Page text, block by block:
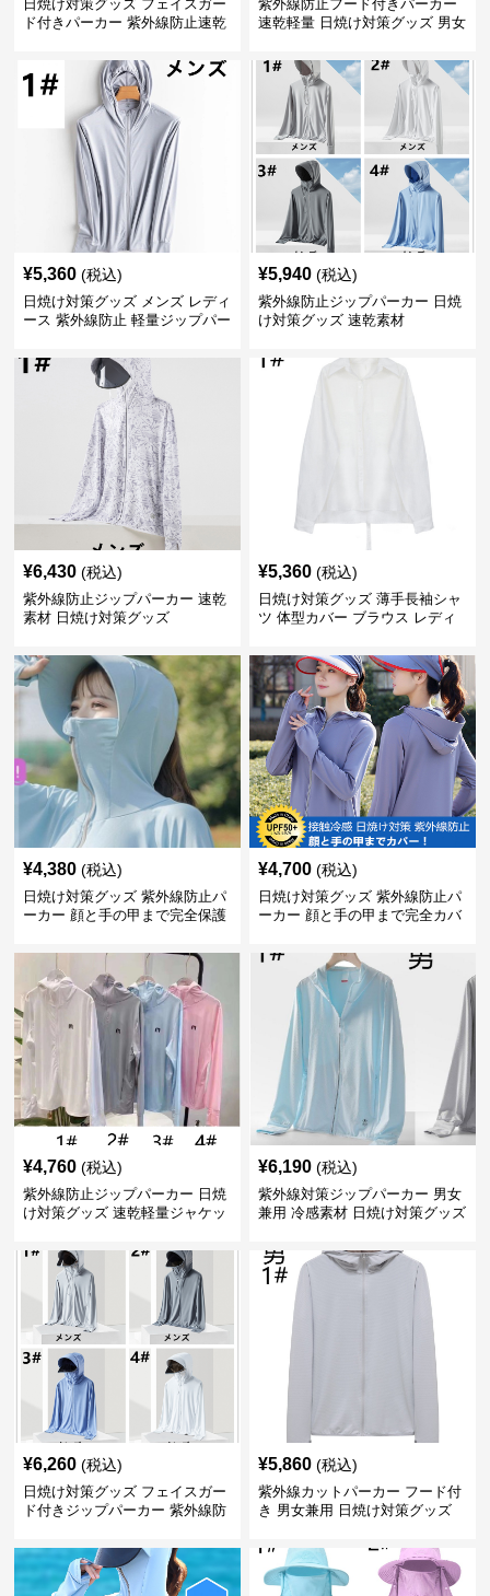
日焼け対策グッズ フェイスガー
ド付きパーカー 紫外線防止速乾
紫外線防止フード付きパーカー
速乾軽量 日焼け対策グッズ 男女
¥5,360 (税込)
日焼け対策グッズ メンズ レディ
ース 紫外線防止 軽量ジップパー
¥5,940 (税込)
紫外線防止ジップパーカー 日焼
け対策グッズ 速乾素材
¥6,430 (税込)
紫外線防止ジップパーカー 速乾
素材 日焼け対策グッズ
¥5,360 (税込)
日焼け対策グッズ 薄手長袖シャ
ツ 体型カバー ブラウス レディ
¥4,380 (税込)
日焼け対策グッズ 紫外線防止パ
ーカー 顔と手の甲まで完全保護
¥4,700 (税込)
日焼け対策グッズ 紫外線防止パ
ーカー 顔と手の甲まで完全カバ
¥4,760 (税込)
紫外線防止ジップパーカー 日焼
け対策グッズ 速乾軽量ジャケッ
¥6,190 (税込)
紫外線対策ジップパーカー 男女
兼用 冷感素材 日焼け対策グッズ
¥6,260 (税込)
日焼け対策グッズ フェイスガー
ド付きジップパーカー 紫外線防
¥5,860 (税込)
紫外線カットパーカー フード付
き 男女兼用 日焼け対策グッズ